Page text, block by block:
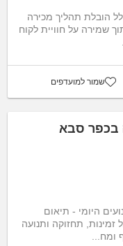
הובלת תהליך מכירה
שמירה על חוויית לקוח
שמור למועדפים
בכפר סבא
היומי - תיאום
תחזוקה ותנועה
ומח...